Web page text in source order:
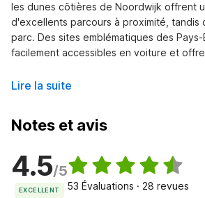
les dunes côtières de Noordwijk offrent
d'excellents parcours à proximité,
parc. Des sites emblématiques des
facilement accessibles en voiture et
Lire la suite
Notes et avis
4.5/5
EXCELLENT 53 Évaluations · 28 revues